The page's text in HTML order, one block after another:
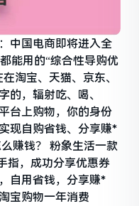
中国电商即将进入全
能用的“综合性导购优
淘宝、天猫、京东、
的，辐射吃、喝、
台上购物，你的身份
现自购省钱、分享赚*
赚钱？ 粉象生活一款
指，成功分享优惠券
自用省钱，分享赚*
宝购物一年消费